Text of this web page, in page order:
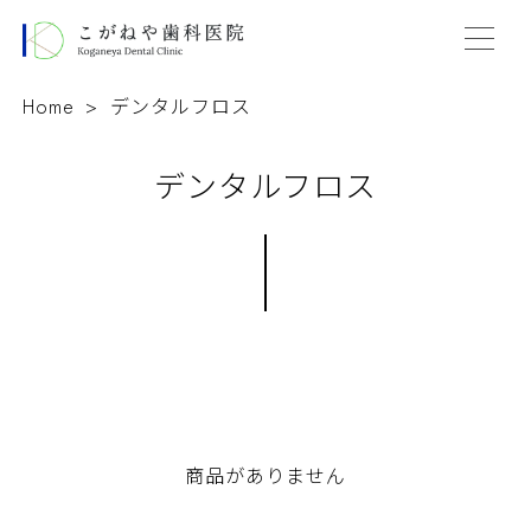
Home デンタルフロス
デンタルフロス
商品がありません